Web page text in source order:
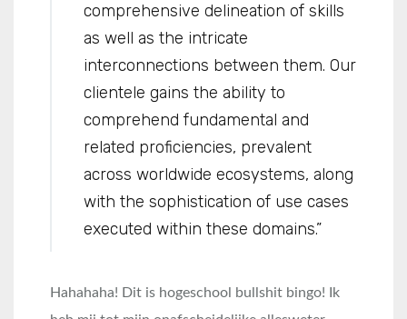
comprehensive delineation of skills
as well as the intricate
interconnections between them. Our
clientele gains the ability to
comprehend fundamental and
related proficiencies, prevalent
across worldwide ecosystems, along
with the sophistication of use cases
executed within these domains.”
Hahahaha! Dit is hogeschool bullshit bingo! Ik